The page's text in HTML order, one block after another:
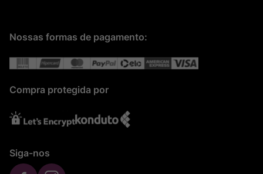
Nossas formas de pagamento:
Compra protegida por
Siga-nos